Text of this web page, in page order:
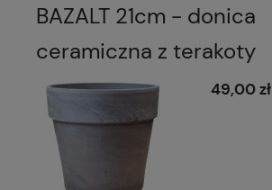
BAZALT 21cm - donica
ceramiczna z terakoty
49,00 zł